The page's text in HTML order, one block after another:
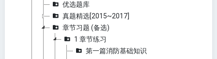
优选题库
真题精选[2015~2017]
章节习题 (备选)
1 章节练习
第一篇消防基础知识